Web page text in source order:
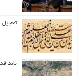
تعجیل
باند